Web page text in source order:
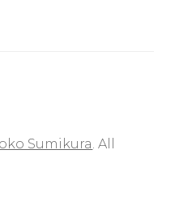
Sumikura. All